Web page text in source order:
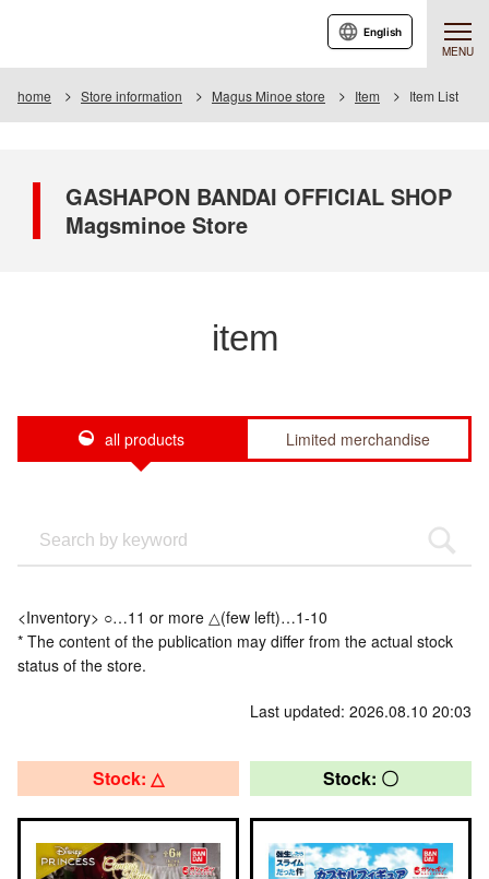
MENU
English
home Store information Magus Minoe store Item Item List
GASHAPON BANDAI OFFICIAL SHOP
Magsminoe Store
item
all products Limited merchandise
<Inventory> ○…11 or more △(few left)…1-10
* The content of the publication may differ from the actual stock
status of the store.
Last updated: 2026.08.10 20:03
Stock: △ Stock: 〇